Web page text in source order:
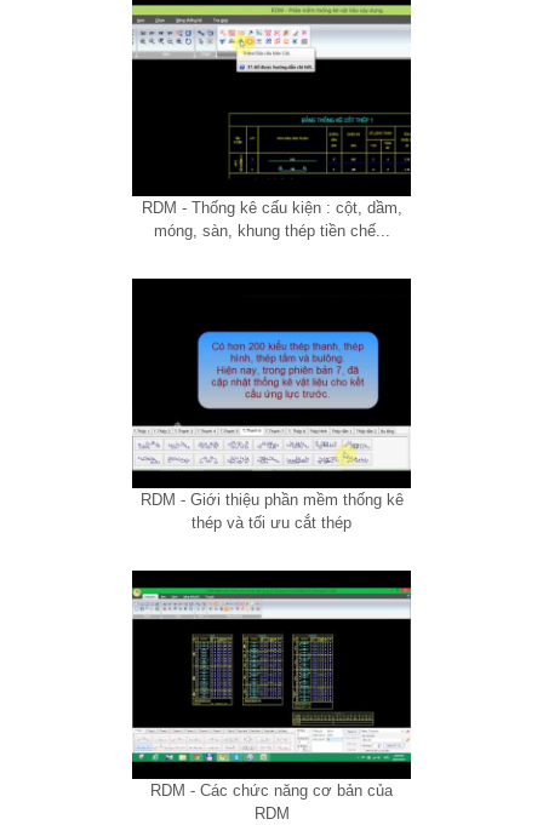
RDM - Thống kê cấu kiện : cột, dầm,
móng, sàn, khung thép tiền chế...
RDM - Giới thiệu phần mềm thống kê
thép và tối ưu cắt thép
RDM - Các chức năng cơ bản của
RDM